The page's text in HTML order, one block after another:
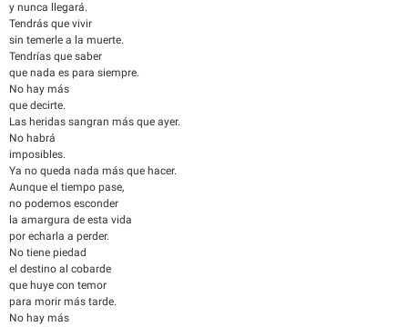
y nunca llegará.
Tendrás que vivir
sin temerle a la muerte.
Tendrías que saber
que nada es para siempre.
No hay más
que decirte.
Las heridas sangran más que ayer.
No habrá
imposibles.
Ya no queda nada más que hacer.
Aunque el tiempo pase,
no podemos esconder
la amargura de esta vida
por echarla a perder.
No tiene piedad
el destino al cobarde
que huye con temor
para morir más tarde.
No hay más